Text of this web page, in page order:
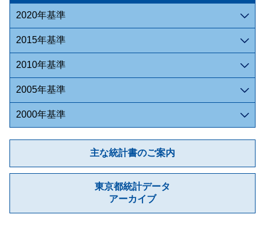
2020年基準
2015年基準
2010年基準
2005年基準
2000年基準
主な統計書のご案内
東京都統計データ
アーカイブ